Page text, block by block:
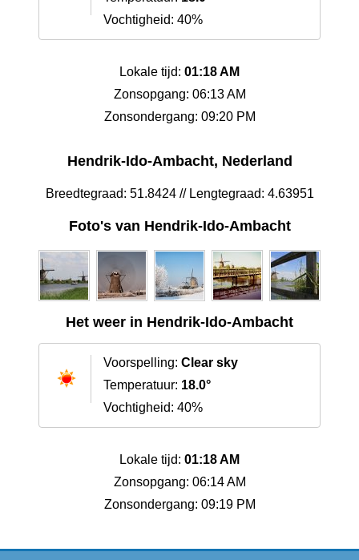
Vochtigheid: 40%
Lokale tijd: 01:18 AM
Zonsopgang: 06:13 AM
Zonsondergang: 09:20 PM
Hendrik-Ido-Ambacht, Nederland
Breedtegraad: 51.8424 // Lengtegraad: 4.63951
Foto's van Hendrik-Ido-Ambacht
Het weer in Hendrik-Ido-Ambacht
Voorspelling: Clear sky
Temperatuur: 18.0°
Vochtigheid: 40%
Lokale tijd: 01:18 AM
Zonsopgang: 06:14 AM
Zonsondergang: 09:19 PM